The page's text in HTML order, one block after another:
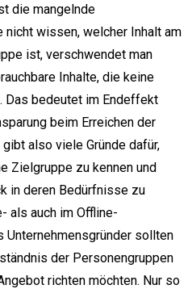
die mangelnde
nicht wissen, welcher Inhalt am
ist, verschwendet man
Inhalte, die keine
Das bedeutet im Endeffekt
beim Erreichen der
also viele Gründe dafür,
Zielgruppe zu kennen und
in deren Bedürfnisse zu
als auch im Offline-
Unternehmensgründer sollten
der Personengruppen
richten möchten. Nur so